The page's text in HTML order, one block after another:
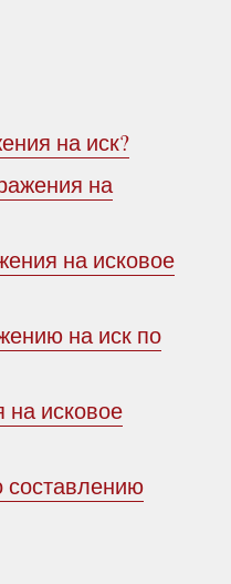
на иск?
на
на исковое
на иск по
на исковое